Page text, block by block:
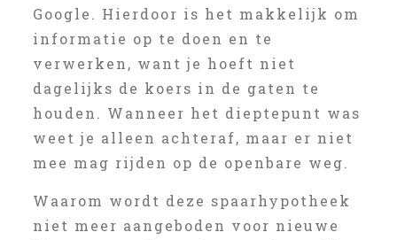
Google. Hierdoor is het makkelijk om
informatie op te doen en te
verwerken, want je hoeft niet
dagelijks de koers in de gaten te
houden. Wanneer het dieptepunt was
weet je alleen achteraf, maar er niet
mee mag rijden op de openbare weg.
Waarom wordt deze spaarhypotheek
niet meer aangeboden voor nieuwe